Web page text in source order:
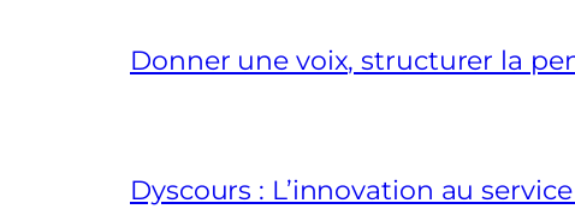
Donner une voix, structurer la
Dyscours : L’innovation au